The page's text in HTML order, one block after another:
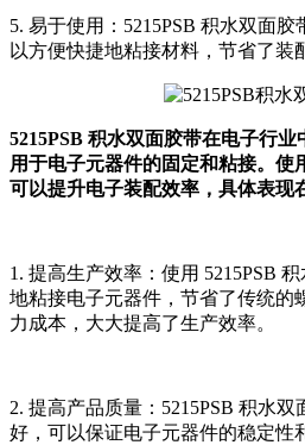
5. 易于使用：5215PSB 积水双面
以方便快捷地粘接材料，节省了装
5215PSB 积水双面胶带在电子行
用于电子元器件的固定和粘接。使
可以提升电子装配效率，具体表现
1. 提高生产效率：使用 5215PSB
地粘接电子元器件，节省了传统的
力成本，大大提高了生产效率。
2. 提高产品质量：5215PSB 积水
好，可以保证电子元器件的稳定性